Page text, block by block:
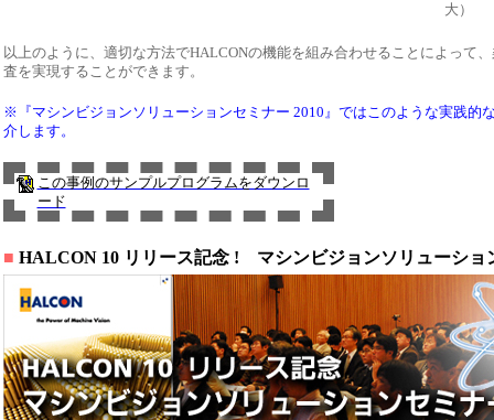
大）
以上のように、適切な方法でHALCONの機能を組み合わせることによって
査を実現することができます。
※『マシンビジョンソリューションセミナー 2010』ではこのような実践的
介します。
この事例のサンプルプログラムをダウンロ
ード
■ HALCON 10 リリース記念 ! マシンビジョンソリューショ